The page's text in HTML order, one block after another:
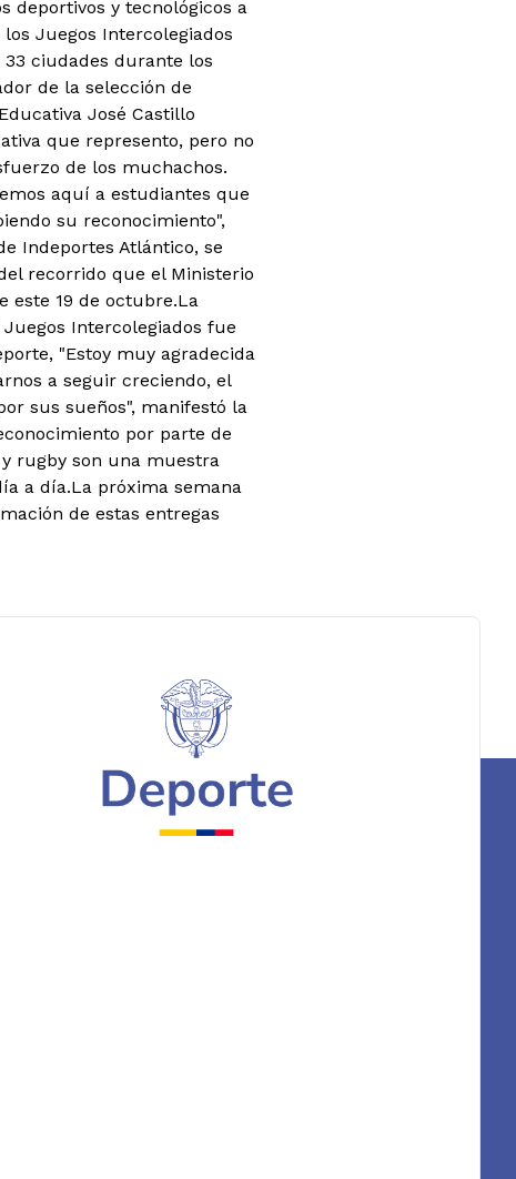
deportivos y tecnológicos a
Juegos Intercolegiados
ciudades durante los
de la selección de
José Castillo
que represento, pero no
de los muchachos.
aquí a estudiantes que
su reconocimiento",
Indeportes Atlántico, se
recorrido que el Ministerio
este 19 de octubre.La
Intercolegiados fue
"Estoy muy agradecida
a seguir creciendo, el
sus sueños", manifestó la
por parte de
rugby son una muestra
a día.La próxima semana
de estas entregas